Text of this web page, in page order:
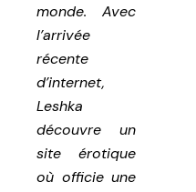
monde. Avec
l’arrivée
récente
d’internet,
Leshka
découvre un
site érotique
où officie une